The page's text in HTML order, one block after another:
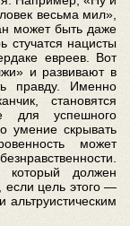
весьма мил»,
может быть даже
стучатся нацисты
евреев. Вот
и развивают в
правду. Именно
становятся
для успешного
умение скрывать
может
должен
если цель этого —